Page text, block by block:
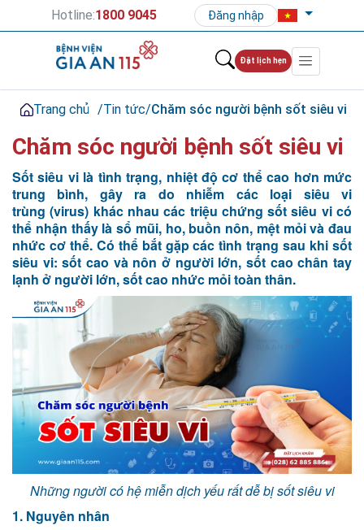
Hotline:1800 9045 Đăng nhập
Đặt lịch hẹn
Trang chủ /Tin tức/Chăm sóc người bệnh sốt siêu vi
Chăm sóc người bệnh sốt siêu vi
Sốt siêu vi là tình trạng, nhiệt độ cơ thể cao hơn mức
trung bình, gây ra do nhiễm các loại siêu vi
trùng (virus) khác nhau các triệu chứng sốt siêu vi có
thể nhận thấy là sổ mũi, ho, buồn nôn, mệt mỏi và đau
nhức cơ thể. Có thể bắt gặp các tình trạng sau khi sốt
siêu vi: sốt cao và nôn ở người lớn, sốt cao chân tay
lạnh ở người lớn, sốt cao nhức mỏi toàn thân.
Những người có hệ miễn dịch yếu rất dễ bị sốt siêu vi
1. Nguyên nhân